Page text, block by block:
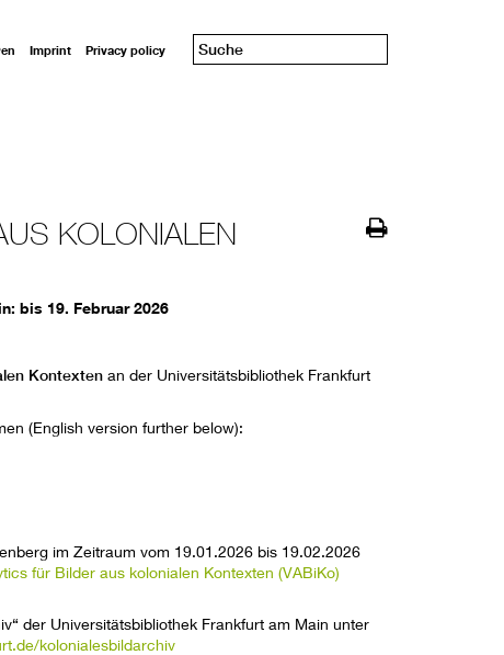
Imprint Privacy policy
KOLONIALEN
bis 19. Februar 2026
Kontexten an der Universitätsbibliothek Frankfurt
(English version further below):
im Zeitraum vom 19.01.2026 bis 19.02.2026
für Bilder aus kolonialen Kontexten (VABiKo)
der Universitätsbibliothek Frankfurt am Main unter
kolonialesbildarchiv